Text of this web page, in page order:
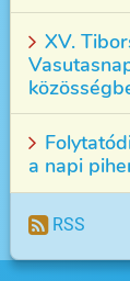
XV.
a napi
RSS